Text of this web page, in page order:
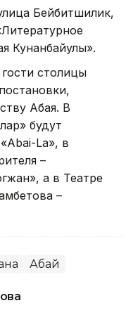
Бейбитшилик,
Кунанбайулы».
столицы
Абая. В
будут
La», в
–
а в Театре
–
Абай